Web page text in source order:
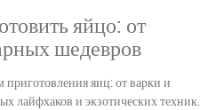
яйцо: от
шедевров
яиц: от варки и
лайфхаков и экзотических техник.